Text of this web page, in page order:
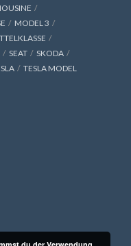
MODEL 3
SEAT
SKODA
TESLA MODEL